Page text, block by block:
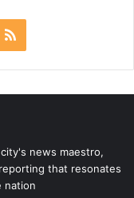
RSS
news maestro,
that resonates
nation